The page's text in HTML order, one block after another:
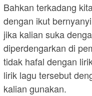
Bahkan terkadang
dengan ikut
jika kalian suka
diperdengarkan di
tidak hafal dengan
lirik lagu tersebut
kalian gunakan.